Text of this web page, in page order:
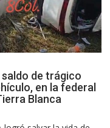
de trágico
en la federal
Blanca